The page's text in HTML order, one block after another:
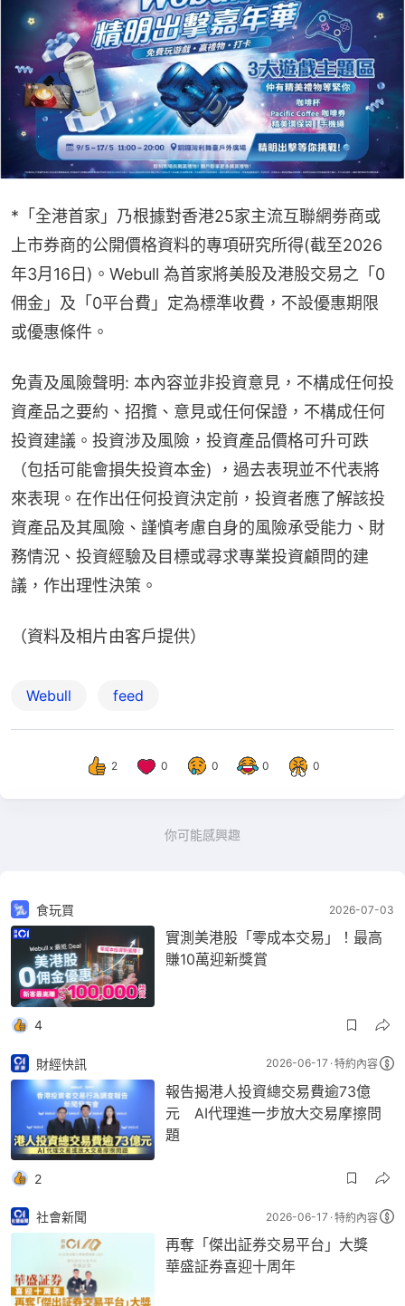
*「全港首家」乃根據對香港25家主流互聯網劵商或
上市券商的公開價格資料的專項研究所得(截至2026
年3月16日)。Webull 為首家將美股及港股交易之「0
佣金」及「0平台費」定為標準收費，不設優惠期限
或優惠條件。
免責及風險聲明: 本內容並非投資意見，不構成任何投
資產品之要約、招攬、意見或任何保證，不構成任何
投資建議。投資涉及風險，投資產品價格可升可跌
（包括可能會損失投資本金) ，過去表現並不代表將
來表現。在作出任何投資決定前，投資者應了解該投
資產品及其風險、謹慎考慮自身的風險承受能力、財
務情況、投資經驗及目標或尋求專業投資顧問的建
議，作出理性決策。
（資料及相片由客戶提供）
Webull feed
2 0 0 0 0
你可能感興趣
食玩買 2026-07-03
實測美港股「零成本交易」！最高
賺10萬迎新獎賞
4
財經快訊 2026-06-17 特約內容
報告揭港人投資總交易費逾73億
元 AI代理進一步放大交易摩擦問
題
2
社會新聞 2026-06-17 特約內容
再奪「傑出証券交易平台」大獎
華盛証券喜迎十周年